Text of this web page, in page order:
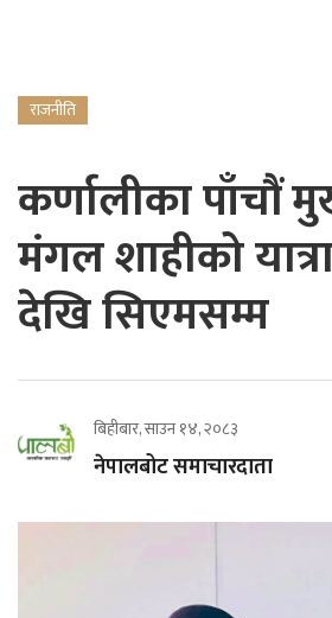
राजनीति
कर्णालीका पाँचौं
मंगल शाहीको
देखि सिएमसम्म
बिहीबार, साउन १४, २०८३
नेपालबोट समाचारदाता